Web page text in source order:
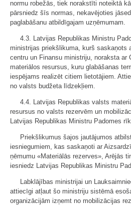
normu robežās, tiek norakstīti noteiktā
pārsniedz šīs normas, nekavējoties
paglabāšanu atbildīgajam uzņēmumam.
4.3. Latvijas Republikas Ministru
ministrijas priekšlikuma, kurš saskaņots
centru un Finansu ministriju, noraksta
materiālos resursus, kuru glabāšanas
iespējams realizēt citiem lietotājiem.
no valsts budžeta līdzekļiem.
4.4. Latvijas Republikas valsts
resursus no valsts rezervēm un
Latvijas Republikas Ministru Padomes
Priekšlikumus šajos jautājumos
iesniegumiem, kas saskaņoti ar
ņēmumu «Materiālās rezerves», Arējās
iesniedz Latvijas Republikas Ministru
Labklājības ministrijai un
attiecīgi atļaut šo ministriju sistēmā
organizācijām izņemt no mobilizācijas